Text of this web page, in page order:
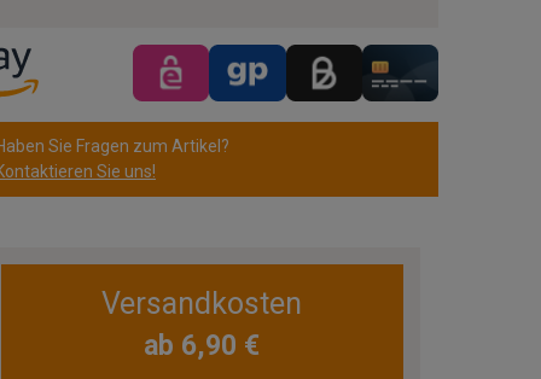
Sie Fragen zum Artikel?
Sie uns!
Versandkosten
ab 6,90 €